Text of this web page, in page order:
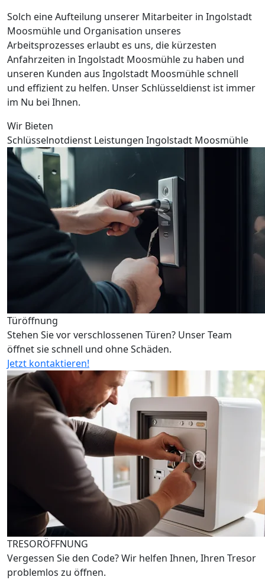
Solch eine Aufteilung unserer Mitarbeiter in Ingolstadt
Moosmühle und Organisation unseres
Arbeitsprozesses erlaubt es uns, die kürzesten
Anfahrzeiten in Ingolstadt Moosmühle zu haben und
unseren Kunden aus Ingolstadt Moosmühle schnell
und effizient zu helfen. Unser Schlüsseldienst ist immer
im Nu bei Ihnen.
Wir Bieten
Schlüsselnotdienst Leistungen Ingolstadt Moosmühle
Türöffnung
Stehen Sie vor verschlossenen Türen? Unser Team
öffnet sie schnell und ohne Schäden.
Jetzt kontaktieren!
TRESORÖFFNUNG
Vergessen Sie den Code? Wir helfen Ihnen, Ihren Tresor
problemlos zu öffnen.